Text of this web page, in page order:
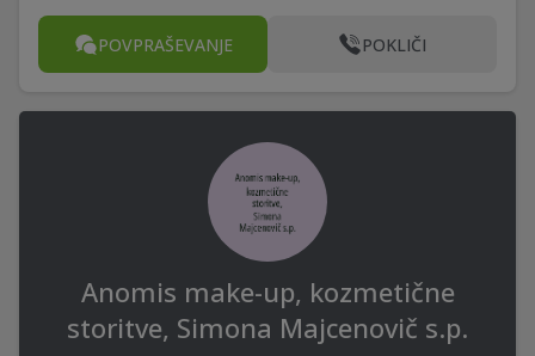
POVPRAŠEVANJE POKLIČI
Anomis make-up, kozmetične
storitve, Simona Majcenovič s.p.